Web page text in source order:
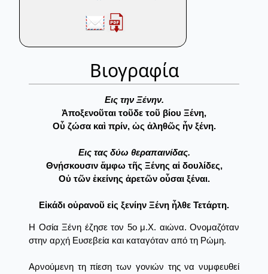
Βιογραφία
Εις την Ξένην.
Ἀποξενοῦται τοῦδε τοῦ βίου Ξένη,
Οὗ ζώσα καὶ πρίν, ὡς ἀληθῶς ἦν ξένη.
Εις τας δύω θεραπαινίδας.
Θνῄσκουσιν ἄμφω τῆς Ξένης αἱ δουλίδες,
Οὐ τῶν ἐκείνης ἀρετῶν οὖσαι ξέναι.
Εἰκάδι οὐρανοῦ εἰς ξενίην Ξένη ἦλθε Τετάρτη.
Η Οσία Ξένη έζησε τον 5ο μ.Χ. αιώνα. Ονομαζόταν
στην αρχή Ευσεβεία και καταγόταν από τη Ρώμη.
Αρνούμενη τη πίεση των γονιών της να νυμφευθεί